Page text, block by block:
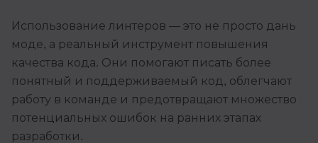
Использование линтеров — это не просто дань
моде, а реальный инструмент повышения
качества кода. Они помогают писать более
понятный и поддерживаемый код, облегчают
работу в команде и предотвращают множество
потенциальных ошибок на ранних этапах
разработки.